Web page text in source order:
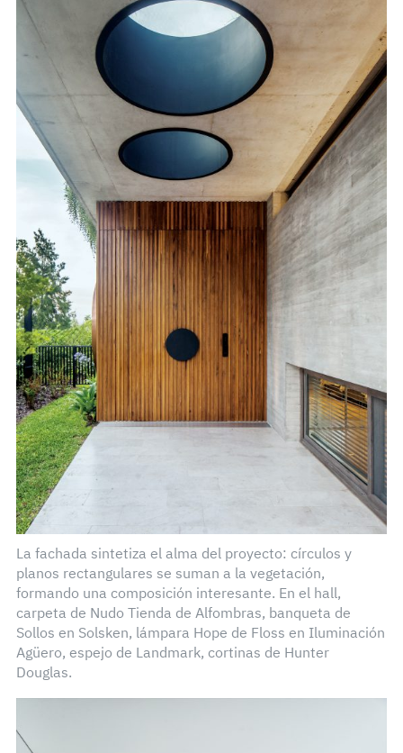
La fachada sintetiza el alma del proyecto: círculos y
planos rectangulares se suman a la vegetación,
formando una composición interesante. En el hall,
carpeta de Nudo Tienda de Alfombras, banqueta de
Sollos en Solsken, lámpara Hope de Floss en Iluminación
Agüero, espejo de Landmark, cortinas de Hunter
Douglas.